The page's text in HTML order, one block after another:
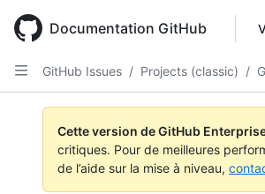
main
content
Documentation GitHub
GitHub Issues / Projects (classic) /
Cette version de GitHub
critiques. Pour de meilleures
de l’aide sur la mise à niveau,